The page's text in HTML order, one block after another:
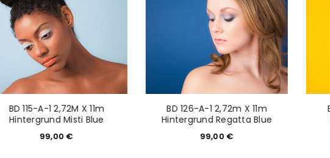
Ich stimme zu
Ja, ich möchte ein Kundenkonto
Datenschutzerklärung. *
REGISTRIEREN
BD 115-A-1 2,72M X 11m
Hintergrund Misti Blue
99,00€
BD 126-A-1 2,72m X 11m
Hintergrund Regatta Blue
99,00€